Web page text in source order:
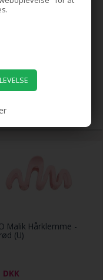
Malik Hårklemme -
(U)
DKK